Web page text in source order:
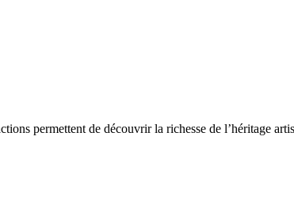
permettent de découvrir la richesse de l’héritage